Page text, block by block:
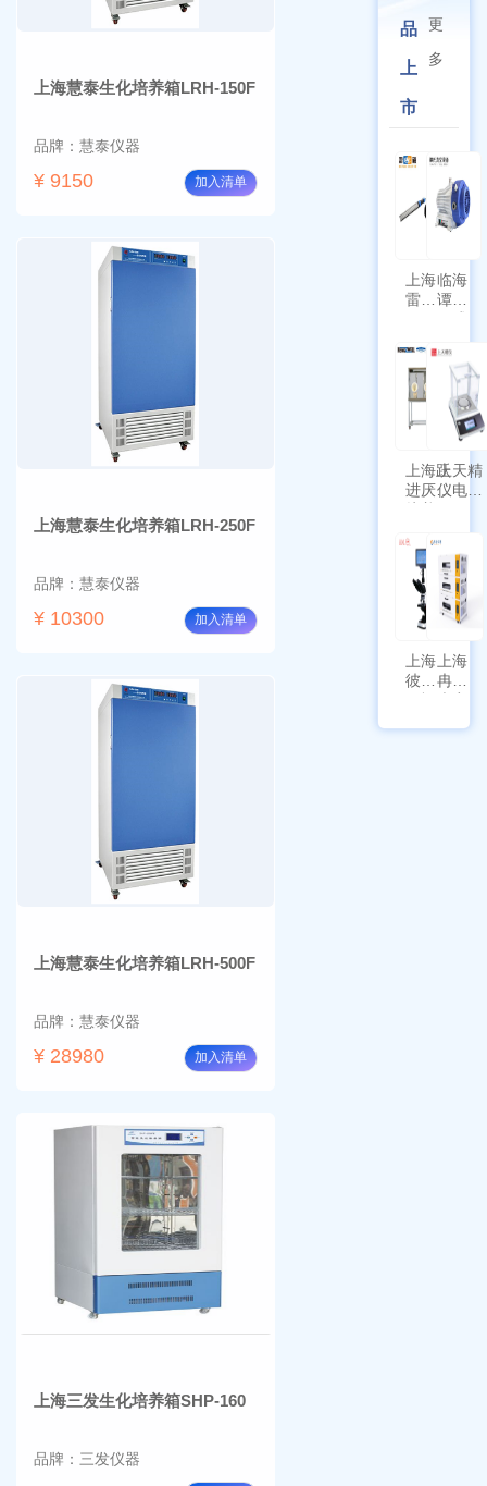
上海慧泰生化培养箱LRH-150F
品牌：慧泰仪器
¥ 9150 加入清单
上海慧泰生化培养箱LRH-250F
品牌：慧泰仪器
¥ 10300 加入清单
上海慧泰生化培养箱LRH-500F
品牌：慧泰仪器
¥ 28980 加入清单
上海三发生化培养箱SHP-160
品牌：三发仪器
品
上
市
更
多
上海
雷磁
符合
新国
标带
功能
临海
谭氏
干式
泵
SPL-
10
上海跃
进厌氧
培养箱
III-T
上天精
仪电子
带审计
追踪功
能
上海
彼爱
姆视
上海
冉绘
大容